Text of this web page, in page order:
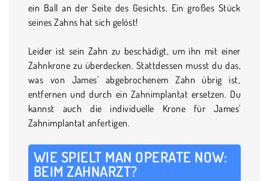
ein Ball an der Seite des Gesichts. Ein großes Stück
seines Zahns hat sich gelöst!
Leider ist sein Zahn zu beschädigt, um ihn mit einer
Zahnkrone zu überdecken. Stattdessen musst du das,
was von James' abgebrochenem Zahn übrig ist,
entfernen und durch ein Zahnimplantat ersetzen. Du
kannst auch die individuelle Krone für James'
Zahnimplantat anfertigen.
WIE SPIELT MAN OPERATE NOW:
BEIM ZAHNARZT?